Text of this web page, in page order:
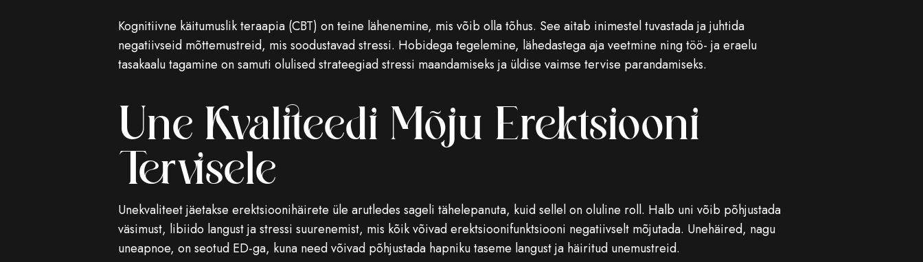
Kognitiivne käitumuslik teraapia (CBT) on teine ​​​​lähenemine, mis võib olla tõhus. See aitab inimestel tuvastada ja juhtida
negatiivseid mõttemustreid, mis soodustavad stressi. Hobidega tegelemine, lähedastega aja veetmine ning töö- ja eraelu
tasakaalu tagamine on samuti olulised strateegiad stressi maandamiseks ja üldise vaimse tervise parandamiseks.
Une Kvaliteedi Mõju Erektsiooni
Tervisele
Unekvaliteet jäetakse erektsioonihäirete üle arutledes sageli tähelepanuta, kuid sellel on oluline roll. Halb uni võib põhjustada
väsimust, libiido langust ja stressi suurenemist, mis kõik võivad erektsioonifunktsiooni negatiivselt mõjutada. Unehäired, nagu
uneapnoe, on seotud ED-ga, kuna need võivad põhjustada hapniku taseme langust ja häiritud unemustreid.